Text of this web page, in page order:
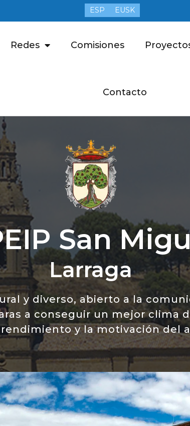
ESP EUSK
Redes Comisiones
Contacto
San
Larraga
y diverso, abierto a la
a conseguir un mejor clima
y la motivación del